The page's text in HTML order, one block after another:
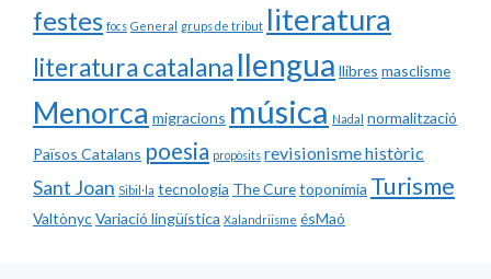
festes focs General grups de tribut literatura
literatura catalana llengua llibres masclisme
Menorca migracions música Nadal normalització
Països Catalans poesia propòsits revisionisme històric
Sant Joan Sibil·la tecnologia The Curetoponímia Turisme
ValtònycVariació lingüística Xalandriisme ésMaó